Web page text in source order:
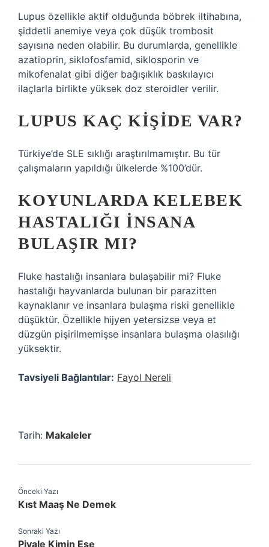
Lupus özellikle aktif olduğunda böbrek iltihabına,
şiddetli anemiye veya çok düşük trombosit
sayısına neden olabilir. Bu durumlarda, genellikle
azatioprin, siklofosfamid, siklosporin ve
mikofenalat gibi diğer bağışıklık baskılayıcı
ilaçlarla birlikte yüksek doz steroidler verilir.
LUPUS KAÇ KIŞIDE VAR?
Türkiye’de SLE sıklığı araştırılmamıştır. Bu tür
çalışmaların yapıldığı ülkelerde %100’dür.
KOYUNLARDA KELEBEK
HASTALIĞI INSANA
BULAŞIR MI?
Fluke hastalığı insanlara bulaşabilir mi? Fluke
hastalığı hayvanlarda bulunan bir parazitten
kaynaklanır ve insanlara bulaşma riski genellikle
düşüktür. Özellikle hijyen yetersizse veya et
düzgün pişirilmemişse insanlara bulaşma olasılığı
yüksektir.
Tavsiyeli Bağlantılar: Fayol Nereli
Tarih: Makaleler
Önceki Yazı
Kıst Maaş Ne Demek
Sonraki Yazı
Piyale Kimin Ese